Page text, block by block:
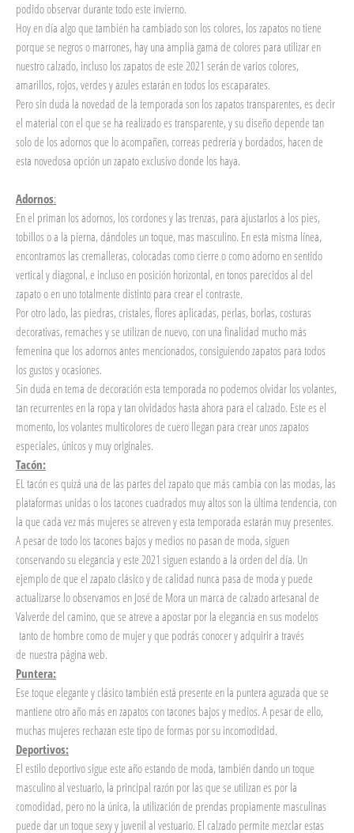
podido observar durante todo este invierno.
Hoy en día algo que también ha cambiado son los colores, los zapatos no tiene
porque se negros o marrones, hay una amplia gama de colores para utilizar en
nuestro calzado, incluso los zapatos de este 2021 serán de varios colores,
amarillos, rojos, verdes y azules estarán en todos los escaparates.
Pero sin duda la novedad de la temporada son los zapatos transparentes, es decir
el material con el que se ha realizado es transparente, y su diseño depende tan
solo de los adornos que lo acompañen, correas pedrería y bordados, hacen de
esta novedosa opción un zapato exclusivo donde los haya.
Adornos:
En el priman los adornos, los cordones y las trenzas, para ajustarlos a los pies,
tobillos o a la pierna, dándoles un toque, mas masculino. En esta misma línea,
encontramos las cremalleras, colocadas como cierre o como adorno en sentido
vertical y diagonal, e incluso en posición horizontal, en tonos parecidos al del
zapato o en uno totalmente distinto para crear el contraste.
Por otro lado, las piedras, cristales, flores aplicadas, perlas, borlas, costuras
decorativas, remaches y se utilizan de nuevo, con una finalidad mucho más
femenina que los adornos antes mencionados, consiguiendo zapatos para todos
los gustos y ocasiones.
Sin duda en tema de decoración esta temporada no podemos olvidar los volantes,
tan recurrentes en la ropa y tan olvidados hasta ahora para el calzado. Este es el
momento, los volantes multicolores de cuero llegan para crear unos zapatos
especiales, únicos y muy originales.
Tacón:
EL tacón es quizá una de las partes del zapato que más cambia con las modas, las
plataformas unidas o los tacones cuadrados muy altos son la última tendencia, con
la que cada vez más mujeres se atreven y esta temporada estarán muy presentes.
A pesar de todo los tacones bajos y medios no pasan de moda, siguen
conservando su elegancia y este 2021 siguen estando a la orden del día. Un
ejemplo de que el zapato clásico y de calidad nunca pasa de moda y puede
actualizarse lo observamos en José de Mora un marca de calzado artesanal de
Valverde del camino, que se atreve a apostar por la elegancia en sus modelos
tanto de hombre como de mujer y que podrás conocer y adquirir a través
de nuestra página web.
Puntera:
Ese toque elegante y clásico también está presente en la puntera aguzada que se
mantiene otro año más en zapatos con tacones bajos y medios. A pesar de ello,
muchas mujeres rechazan este tipo de formas por su incomodidad.
Deportivos:
El estilo deportivo sigue este año estando de moda, también dando un toque
masculino al vestuario, la principal razón por las que se utilizan es por la
comodidad, pero no la única, la utilización de prendas propiamente masculinas
puede dar un toque sexy y juvenil al vestuario. El calzado permite mezclar estas